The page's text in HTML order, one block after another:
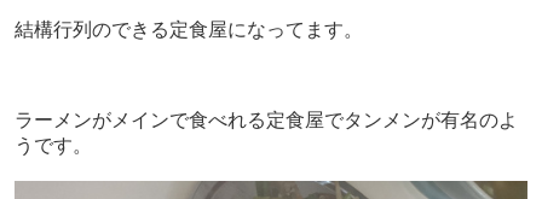
結構行列のできる定食屋になってます。
ラーメンがメインで食べれる定食屋でタンメンが有名のよ
うです。